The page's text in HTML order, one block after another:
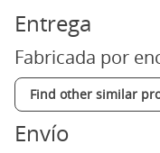
Entrega
Fabricada por
Find other similar
Envío